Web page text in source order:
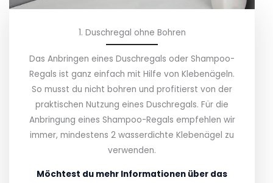
1. Duschregal ohne Bohren
Das Anbringen eines Duschregals oder Shampoo-
Regals ist ganz einfach mit Hilfe von Klebenägeln.
So musst du nicht bohren und profitierst von der
praktischen Nutzung eines Duschregals. Für die
Anbringung eines Shampoo-Regals empfehlen wir
immer, mindestens 2 wasserdichte Klebenägel zu
verwenden.
Möchtest du mehr Informationen über das